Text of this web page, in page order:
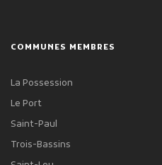
COMMUNES MEMBRES
La Possession
Le Port
Saint-Paul
Trois-Bassins